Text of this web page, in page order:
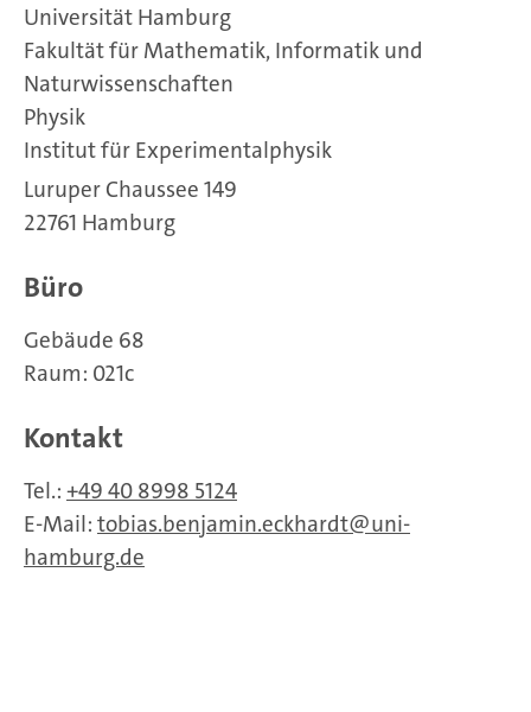
Universität Hamburg
Fakultät für Mathematik, Informatik und
Naturwissenschaften
Physik
Institut für Experimentalphysik
Luruper Chaussee 149
22761 Hamburg
Büro
Gebäude 68
Raum: 021c
Kontakt
Tel.: +49 40 8998 5124
E-Mail: tobias.benjamin.eckhardt
uni-
hamburg.de